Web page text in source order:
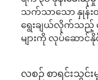
သက်သာသော နှုန်းထ
ရွေးချယ်လိုက်သည့်
များကို လုပ်ဆောင်
လစဉ် စာရင်းသွင်း